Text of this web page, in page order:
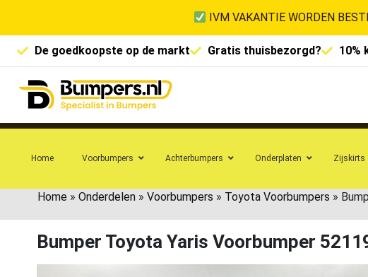
IVM VAKANTIE WORDEN
De goedkoopste op de markt Gratis thuisbezorgd? 10%
Home Voorbumpers Achterbumpers Onderplaten Zijskirts
Home » Onderdelen » Voorbumpers » Toyota Voorbumpers »
Bumper Toyota Yaris Voorbumper